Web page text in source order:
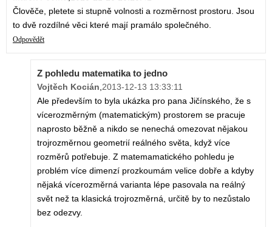
Člověče, pletete si stupně volnosti a rozměrnost prostoru. Jsou
to dvě rozdílné věci které mají pramálo společného.
Odpovědět
Z pohledu matematika to jedno
Vojtěch Kocián,2013-12-13 13:33:11
Ale především to byla ukázka pro pana Jičínského, že s
vícerozměrným (matematickým) prostorem se pracuje
naprosto běžně a nikdo se nenechá omezovat nějakou
trojrozměrnou geometrií reálného světa, když více
rozměrů potřebuje. Z matemamatického pohledu je
problém více dimenzí prozkoumám velice dobře a kdyby
nějaká vícerozměrná varianta lépe pasovala na reálný
svět než ta klasická trojrozměrná, určitě by to nezůstalo
bez odezvy.